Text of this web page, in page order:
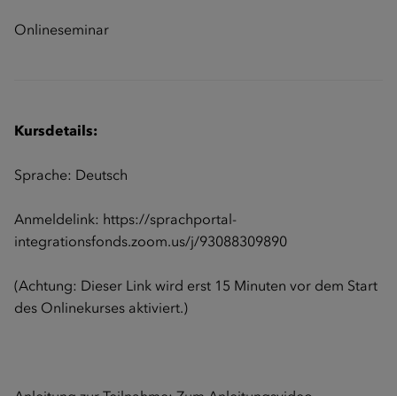
Onlineseminar
Kursdetails:
Sprache: Deutsch
Anmeldelink: https://sprachportal-
integrationsfonds.zoom.us/j/93088309890
(Achtung: Dieser Link wird erst 15 Minuten vor dem Start
des Onlinekurses aktiviert.)